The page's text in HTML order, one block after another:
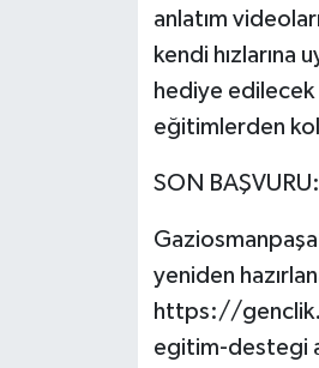
anlatım
kendi hızlarına
hediye
eğitimlerden
SON
yeniden
https://
egitim-destegi